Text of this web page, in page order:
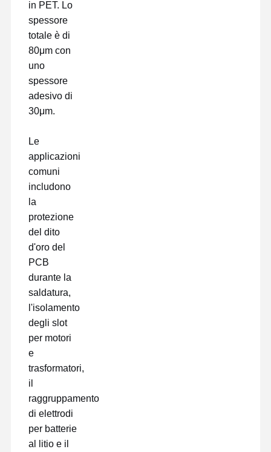
in PET. Lo
spessore
totale è di
80μm con
uno
spessore
adesivo di
30μm.
Le
applicazioni
comuni
includono
la
protezione
del dito
d'oro del
PCB
durante la
saldatura,
l'isolamento
degli slot
per motori
e
trasformatori,
il
raggruppamento
di elettrodi
per batterie
al litio e il